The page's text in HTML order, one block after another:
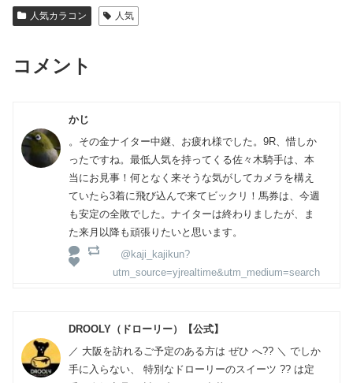
人気カラコン 人気
コメント
かじ
。その金ナイター中継、お疲れ様でした。9R、惜しか
ったですね。最低人気を持ってくる佐々木騎手は、本
当にお見事！何となく来そうな気がしてカメラを構え
ていたら3着に飛び込んで来てビックリ！馬券は、今週
も安定の全敗でした。ナイターは終わりましたが、ま
た来月以降も頑張りたいと思います。
@kaji_kajikun?
utm_source=yjrealtime&utm_medium=search
DROOLY（ドローリー）【公式】
／ 大阪を訪れるご予定のある方は ぜひ へ?? ＼ でしか
手に入らない、 特別なドローリーのスイーツ ?? は定